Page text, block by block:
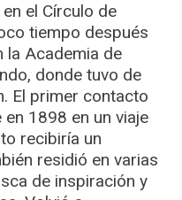
el Círculo de
tiempo después
la Academia de
donde tuvo de
El primer contacto
1898 en un viaje
recibiría un
residió en varias
de inspiración y